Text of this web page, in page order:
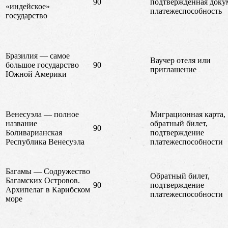
«индейское»
государство
90
подтвержденная
платежеспособность
Бразилия — самое
большое государство
Южной Америки
90
Ваучер отеля или
приглашение
Венесуэла — полное
название
Боливарианская
Республика Венесуэла
90
Миграционная карта,
обратный билет,
подтверждение
платежеспособности
Багамы — Содружество
Багамских Островов.
Архипелаг в Карибском
море
90
Обратный билет,
подтверждение
платежеспособности